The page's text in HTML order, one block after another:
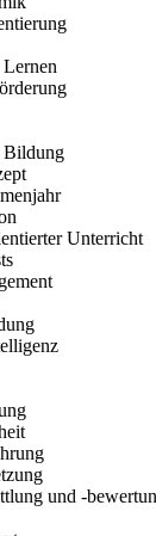
Bildung
Unterricht
und -